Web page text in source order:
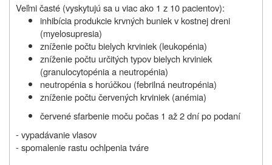
Veľmi časté (vyskytujú sa u viac ako 1 z 10 pacientov):
inhibícia produkcie krvných buniek v kostnej dreni
(myelosupresia)
zníženie počtu bielych krviniek (leukopénia)
zníženie počtu určitých typov bielych krviniek
(granulocytopénia a neutropénia)
neutropénia s horúčkou (febrilná neutropénia)
zníženie počtu červených krviniek (anémia)
červené sfarbenie moču počas 1 až 2 dní po podaní
- vypadávanie vlasov
- spomalenie rastu ochlpenia tváre